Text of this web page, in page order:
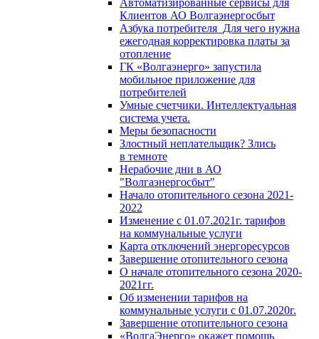
Автоматизированные сервисы для
Клиентов АО Волгаэнергосбыт
Азбука потребителя_Для чего нужна
ежегодная корректировка платы за
отопление
ГК «Волгаэнерго» запустила
мобильное приложение для
потребителей
Умные счетчики. Интеллектуальная
система учета.
Меры безопасности
Злостный неплательщик? Злись
в темноте
Нерабочие дни в АО
"Волгаэнергосбыт"
Начало отопительного сезона 2021-
2022
Изменение с 01.07.2021г. тарифов
на коммунальные услуги
Карта отключений энергоресурсов
Завершение отопительного сезона
О начале отопительного сезона 2020-
2021гг.
Об изменении тарифов на
коммунальные услуги с 01.07.2020г.
Завершение отопительного сезона
«ВолгаЭнерго» окажет помощь